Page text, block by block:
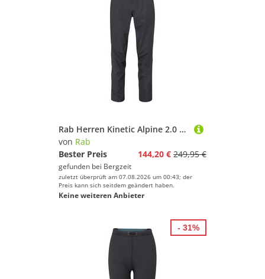
Rab Herren Kinetic Alpine 2.0 Hose
von Rab
Bester Preis
144,20 € 249,95 €
gefunden bei Bergzeit
zuletzt überprüft am 07.08.2026 um 00:43; der
Preis kann sich seitdem geändert haben.
Keine weiteren Anbieter
- 31%